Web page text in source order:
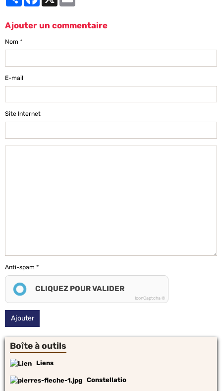
Ajouter un commentaire
Nom
E-mail
Site Internet
Anti-spam
CLIQUEZ POUR VALIDER
IconCaptcha ©
Ajouter
Boîte à outils
Liens
Constellatio